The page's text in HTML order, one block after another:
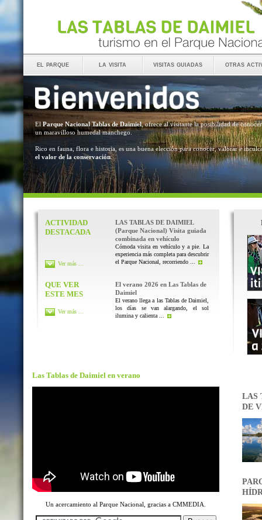
el parque la visita visitas guiadas otras
El Parque Nacional Tablas de Daimiel, ofrece al visitante la posibilidad de conocer
un maravilloso humedal manchego.
Rico en fauna, flora e historia, es una buena elección para conocer, valorar e
el valor de la conservación.
ACTIVIDAD
DESTACADA
LAS TABLAS DE DAIMIEL
(Parque Nacional) Visita guiada
combinada en vehículo
Cómoda visita en vehículo y a pie. La
experiencia más completa para descubrir
el Parque Nacional, recorriendo ...
Ver más ...
QUE VER
ESTE MES
El verano 2026 en Las Tablas de
Daimiel
El verano llega a las Tablas de Daimiel,
los días se van alargando, el sol
ilumina y calienta ...
Ver más ...
Las Tablas de Daimiel en verano
Un acercamiento al Parque Nacional, gracias a CMMEDIA.
LAS
DE